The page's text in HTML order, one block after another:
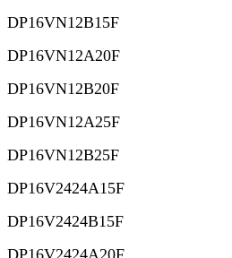
DP16VN12B15F
DP16VN12A20F
DP16VN12B20F
DP16VN12A25F
DP16VN12B25F
DP16V2424A15F
DP16V2424B15F